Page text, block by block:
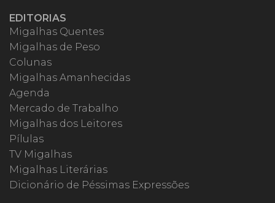
EDITORIAS
Migalhas Quentes
Migalhas de Peso
Colunas
Migalhas Amanhecidas
Agenda
Mercado de Trabalho
Migalhas dos Leitores
Pílulas
TV Migalhas
Migalhas Literárias
Dicionário de Péssimas Expressões